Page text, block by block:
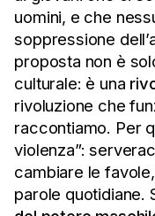
uomini, e che
soppressione
proposta non è
culturale: è una
rivoluzione che
raccontiamo. Per
violenza”:
cambiare le
parole quotidiane.